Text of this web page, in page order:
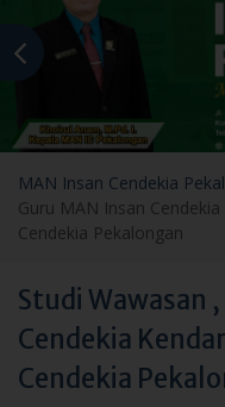
MAN Insan Cendekia
Cendekia Pekalongan
Studi Wawasan
Cendekia
Cendekia
17-December-2019